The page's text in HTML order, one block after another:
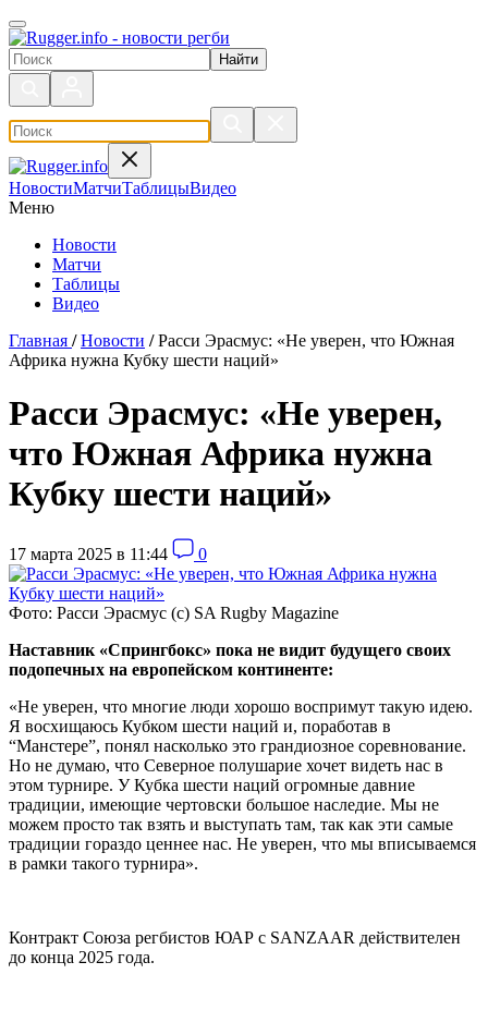
Поиск по сайту
НовостиМатчиТаблицыВидео
Меню
Новости
Матчи
Таблицы
Видео
Главная / Новости / Расси Эрасмус: «Не уверен, что Южная
Африка нужна Кубку шести наций»
Расси Эрасмус: «Не уверен,
что Южная Африка нужна
Кубку шести наций»
17 марта 2025 в 11:44 0
Фото: Расси Эрасмус (с) SA Rugby Magazine
Наставник «Спрингбокс» пока не видит будущего своих
подопечных на европейском континенте:
«Не уверен, что многие люди хорошо воспримут такую идею.
Я восхищаюсь Кубком шести наций и, поработав в
“Манстере”, понял насколько это грандиозное соревнование.
Но не думаю, что Северное полушарие хочет видеть нас в
этом турнире. У Кубка шести наций огромные давние
традиции, имеющие чертовски большое наследие. Мы не
можем просто так взять и выступать там, так как эти самые
традиции гораздо ценнее нас. Не уверен, что мы вписываемся
в рамки такого турнира».
Контракт Союза регбистов ЮАР с SANZAAR действителен
до конца 2025 года.